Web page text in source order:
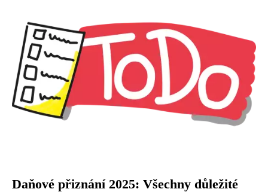
Daňové přiznání 2025: Všechny důležité